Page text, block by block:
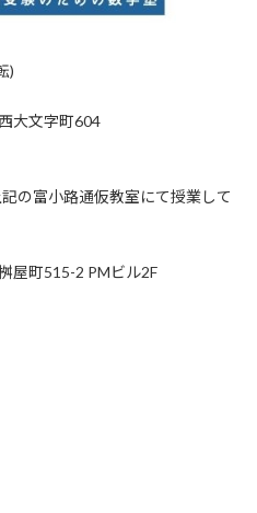
)
大文字町604
の富小路通仮教室にて授業して
屋町515-2 PMビル2F